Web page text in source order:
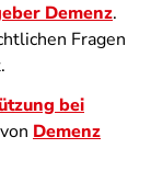
Demenz.
Fragen
bei
Demenz